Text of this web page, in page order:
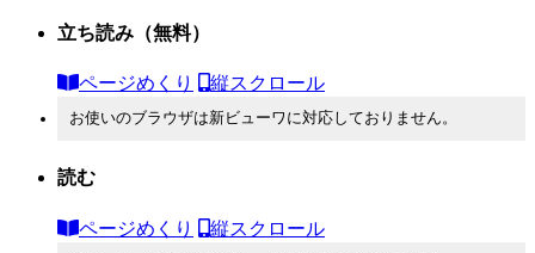
立ち読み （無料）
ページめくり 縦スクロール
お使いのブラウザは新ビューワに対応しておりません。
読む
ページめくり 縦スクロール